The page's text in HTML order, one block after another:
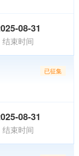
08-31
结束时间
已征集
08-31
结束时间